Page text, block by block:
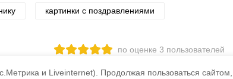
и Liveinternet). Продолжая пользоваться
картинки с поздравлениями
по оценке 3 пользователей